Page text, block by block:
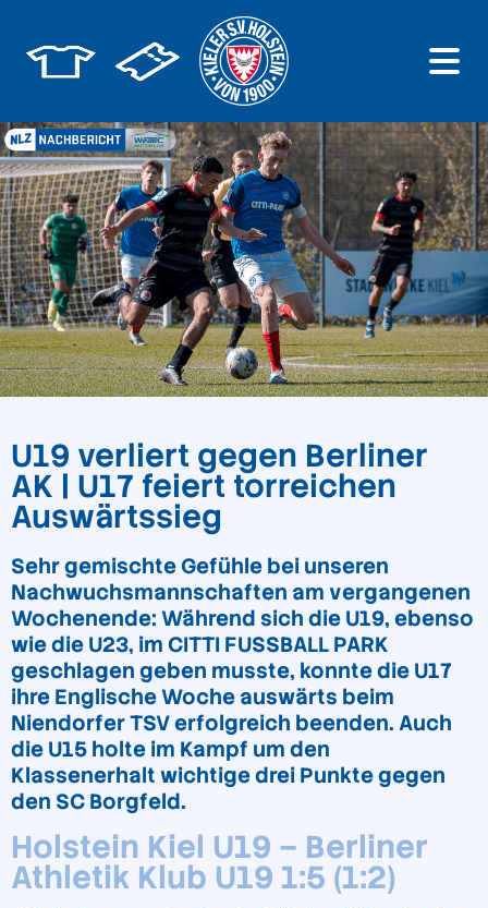
U19 verliert gegen Berliner
AK | U17 feiert torreichen
Auswärtssieg
Sehr gemischte Gefühle bei unseren
Nachwuchsmannschaften am vergangenen
Wochenende: Während sich die U19, ebenso
wie die U23, im CITTI FUSSBALL PARK
geschlagen geben musste, konnte die U17
ihre Englische Woche auswärts beim
Niendorfer TSV erfolgreich beenden. Auch
die U15 holte im Kampf um den
Klassenerhalt wichtige drei Punkte gegen
den SC Borgfeld.
Holstein Kiel U19 – Berliner
Athletik Klub U19 1:5 (1:2)